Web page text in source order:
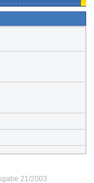
21/2003